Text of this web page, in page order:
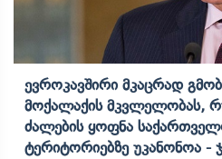
Ევროკავშირი Მკაცრად
Მოქალაქის Მკვლელობას,
Ძალების Ყოფნა
Ტერიტორიებზე Უკანონოა